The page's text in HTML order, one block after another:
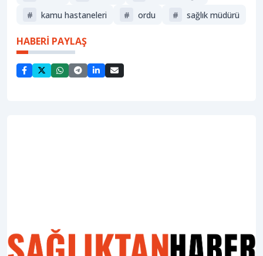
#
kamu hastaneleri # ordu # sağlık müdürü
HABERİ PAYLAŞ